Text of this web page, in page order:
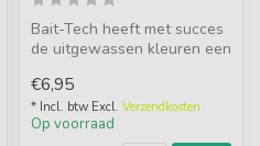
Bait-Tech heeft met succes
de uitgewassen kleuren een
€6,95
* Incl. btw Excl. Verzendkosten
Op voorraad